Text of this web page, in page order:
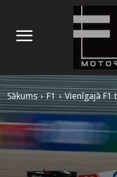
Sākums F1 Vienīgajā